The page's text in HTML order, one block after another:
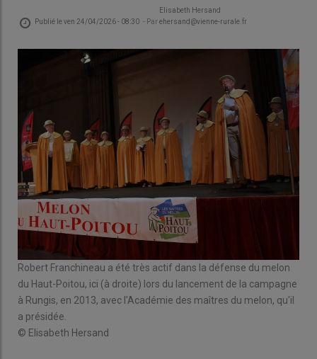
Publié leven 24/04/2026 - 08:30 - Par
Elisabeth Hersand
ehersand@vienne-rurale.fr
Robert Franchineau a été très actif dans la défense du melon
du Haut-Poitou, ici (à droite) lors du lancement de la campagne
à Rungis, en 2013, avec l'Académie des maîtres du melon, qu'il
a présidée.
© Elisabeth Hersand